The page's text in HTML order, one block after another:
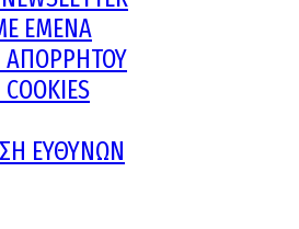
ΕΜΕΝΑ
ΑΠΟΡΡΗΤΟΥ
ΕΥΘΥΝΩΝ